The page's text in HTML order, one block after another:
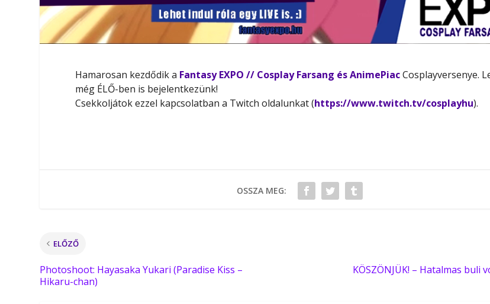
Hamarosan kezdődik a Fantasy EXPO // Cosplay Farsang és AnimePiacCosplayversenye.
még ÉLŐ-ben is bejelentkezünk!
Csekkoljátok ezzel kapcsolatban a Twitch oldalunkat (https://www.twitch.tv/cosplayhu).
OSSZA MEG:
ELŐZŐ
Photoshoot: Hayasaka Yukari (Paradise Kiss –
Hikaru-chan)
KÖSZÖNJÜK! – Hatalmas buli